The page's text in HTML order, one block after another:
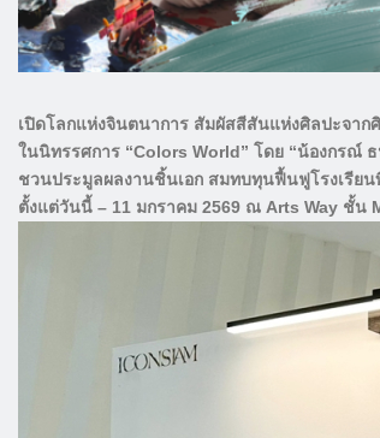
เปิดโลกแห่งจินตนาการ สัมผัสสีสันแห่งศิลปะจาก
ในนิทรรศการ “Colors World” โดย “น้องกรณ์
ชวนประมูลผลงานชิ้นเอก สมทบทุนฟื้นฟูโรงเรีย
ตั้งแต่วันนี้ – 11 มกราคม 2569 ณ Arts Way ชั้น